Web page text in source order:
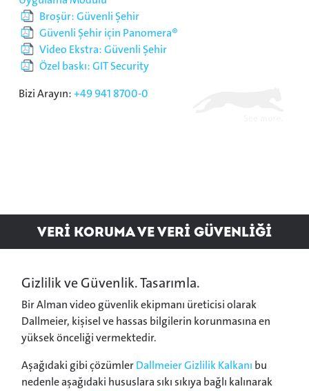
Broşür: Güvenli Şehir
Güvenli Şehir için Panomera®
Video Ekstra: Güvenli Şehir
Özel baskı: GIT Security
Bizi Arayın:+49 941 8700-0
VERİ Koruma ve VERİ GÜVENLİĞİ
Gizlilik ve Güvenlik. Tasarımla.
Bir Alman video güvenlik ekipmanı üreticisi olarak
Dallmeier, kişisel ve hassas bilgilerin korunmasına en
yüksek önceliği vermektedir.
Aşağıdaki gibi çözümlerDallmeier Gizlilik Kalkanı bu
nedenle aşağıdaki hususlara sıkı sıkıya bağlı kalınarak